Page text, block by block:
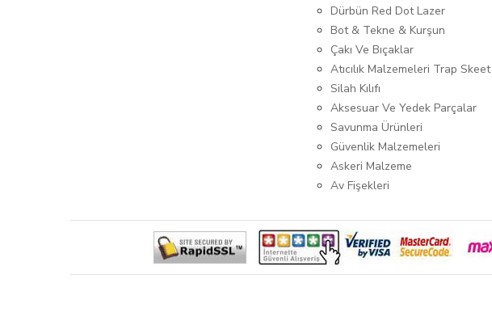
Dürbün Red Dot Lazer
Bot & Tekne & Kurşun
Çakı Ve Bıçaklar
Atıcılık Malzemeleri Trap Skeet
Silah Kılıfı
Aksesuar Ve Yedek Parçalar
Savunma Ürünleri
Güvenlik Malzemeleri
Askeri Malzeme
Av Fişekleri